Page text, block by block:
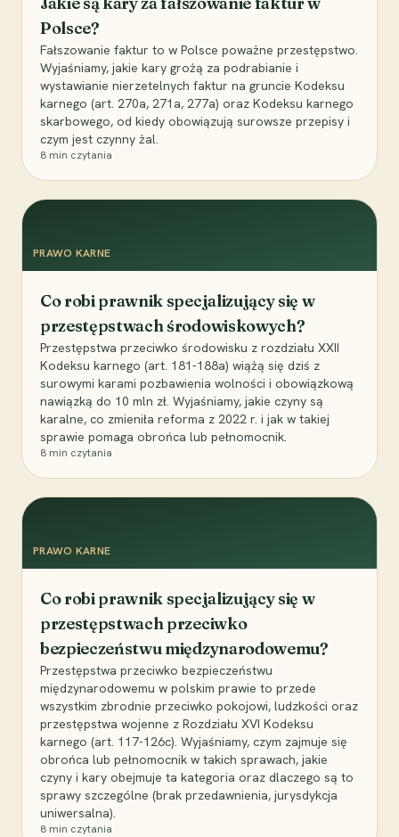
Polsce?
Fałszowanie faktur to w Polsce poważne przestępstwo.
Wyjaśniamy, jakie kary grożą za podrabianie i
wystawianie nierzetelnych faktur na gruncie Kodeksu
karnego (art. 270a, 271a, 277a) oraz Kodeksu karnego
skarbowego, od kiedy obowiązują surowsze przepisy i
czym jest czynny żal.
8 min czytania
PRAWO KARNE
Co robi prawnik specjalizujący się w
przestępstwach środowiskowych?
Przestępstwa przeciwko środowisku z rozdziału XXII
Kodeksu karnego (art. 181-188a) wiążą się dziś z
surowymi karami pozbawienia wolności i obowiązkową
nawiązką do 10 mln zł. Wyjaśniamy, jakie czyny są
karalne, co zmieniła reforma z 2022 r. i jak w takiej
sprawie pomaga obrońca lub pełnomocnik.
8 min czytania
PRAWO KARNE
Co robi prawnik specjalizujący się w
przestępstwach przeciwko
bezpieczeństwu międzynarodowemu?
Przestępstwa przeciwko bezpieczeństwu
międzynarodowemu w polskim prawie to przede
wszystkim zbrodnie przeciwko pokojowi, ludzkości oraz
przestępstwa wojenne z Rozdziału XVI Kodeksu
karnego (art. 117-126c). Wyjaśniamy, czym zajmuje się
obrońca lub pełnomocnik w takich sprawach, jakie
czyny i kary obejmuje ta kategoria oraz dlaczego są to
sprawy szczególne (brak przedawnienia, jurysdykcja
uniwersalna).
8 min czytania